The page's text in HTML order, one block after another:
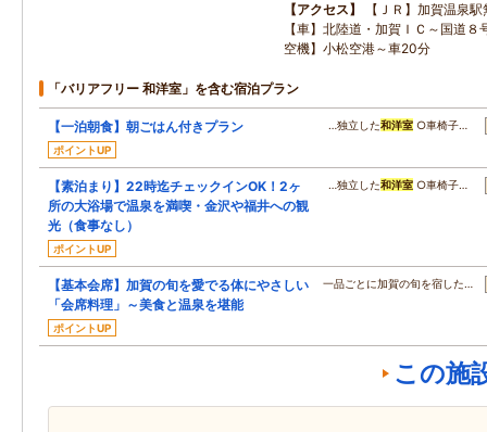
アクセス
【ＪＲ】加賀温泉
【車】北陸道・加賀ＩＣ～国道８
空機】小松空港～車20分
「バリアフリー 和洋室」を含む宿泊プラン
【一泊朝食】朝ごはん付きプラン
ポイントUP
…独立した和洋室 ○車椅子…
【素泊まり】22時迄チェックインOK！2ヶ
所の大浴場で温泉を満喫・金沢や福井への観
光（食事なし）
ポイントUP
…独立した和洋室 ○車椅子…
【基本会席】加賀の旬を愛でる体にやさしい
「会席料理」～美食と温泉を堪能
ポイントUP
一品ごとに加賀の旬を宿した…
この施